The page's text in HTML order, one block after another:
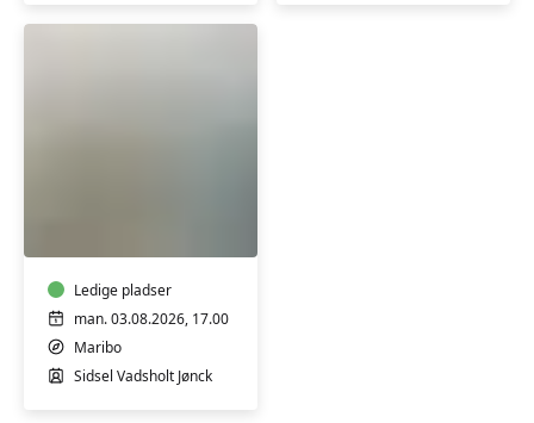
Ledige pladser
man. 03.08.2026, 17.00
Maribo
Sidsel Vadsholt Jønck